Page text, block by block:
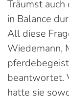
Träumst
in Balance
All diese
Wiedemann,
beantwortet.
hatte sie